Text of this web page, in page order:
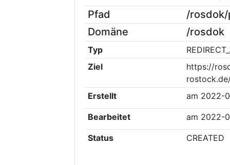
Pfad
/rosdok/
Domäne
/rosdok
Typ
Ziel
https://
Erstellt
am 2022-
Bearbeitet am 2022-
Status CREATED